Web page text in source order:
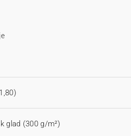
glad (300 g/m²)